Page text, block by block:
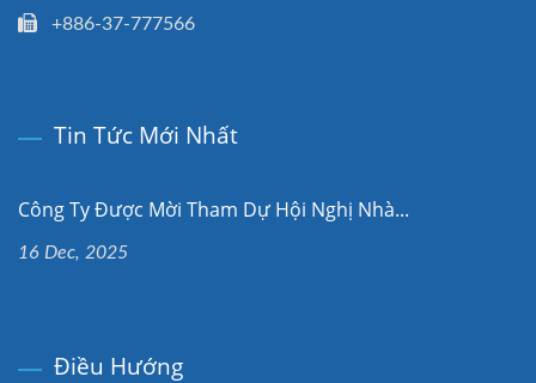
+886-37-777566
Tin Tức Mới Nhất
Công Ty Được Mời Tham Dự Hội Nghị Nhà...
16 Dec, 2025
Điều Hướng